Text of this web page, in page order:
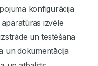
konfigurācija
izvēle
un testēšana
un dokumentācija